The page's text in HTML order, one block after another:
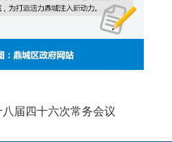
届四十六次常务会议